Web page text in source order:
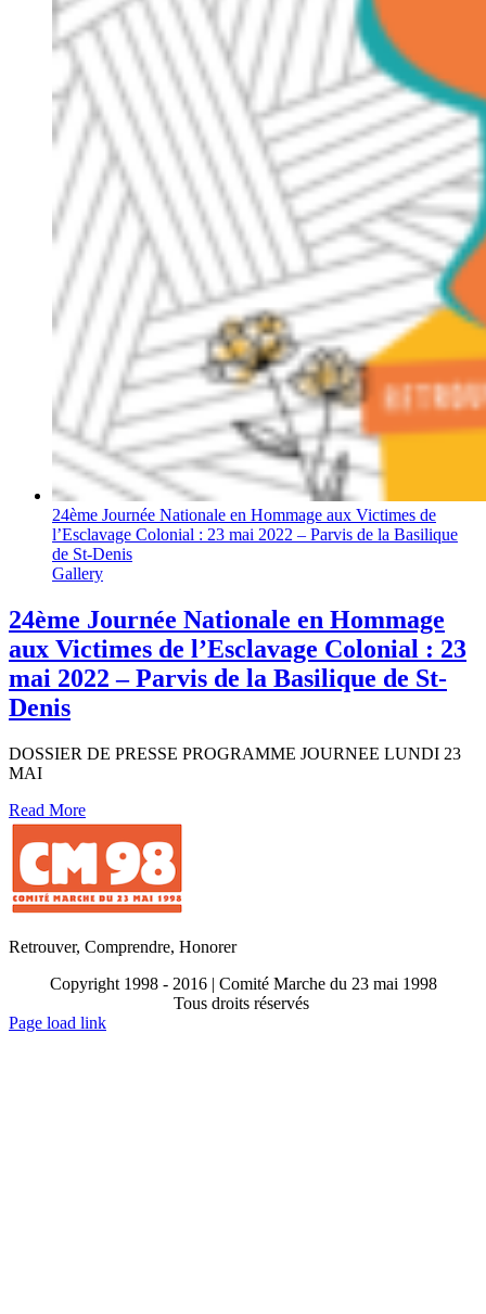
24ème Journée Nationale en Hommage aux Victimes de
l’Esclavage Colonial : 23 mai 2022 – Parvis de la Basilique
de St-Denis
Gallery
24ème Journée Nationale en Hommage
aux Victimes de l’Esclavage Colonial : 23
mai 2022 – Parvis de la Basilique de St-
Denis
DOSSIER DE PRESSE PROGRAMME JOURNEE LUNDI 23
MAI
Read More
Retrouver, Comprendre, Honorer
Copyright 1998 - 2016 | Comité Marche du 23 mai 1998
Tous droits réservés
Toggle
Page load link